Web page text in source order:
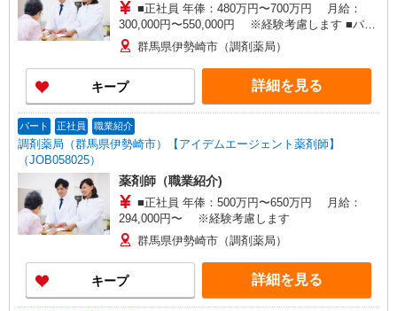
■正社員 年俸：480万円〜700万円 月給：
300,000円〜550,000円 ※経験考慮します ■パー
ト 時給：2,000〜2,500円 ※経験考慮します
群馬県伊勢崎市（調剤薬局）
キープ 詳細を見る
パート 正社員 職業紹介
調剤薬局（群馬県伊勢崎市）【アイデムエージェント薬剤師】
（JOB058025）
薬剤師（職業紹介)
■正社員 年俸：500万円〜650万円 月給：
294,000円〜 ※経験考慮します
群馬県伊勢崎市（調剤薬局）
キープ 詳細を見る